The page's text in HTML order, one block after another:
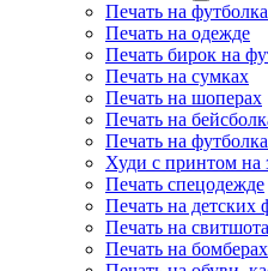
Печать на
Печать на одежде
Печать бирок на
Печать на сумках
Печать на шоперах
Печать на
Печать на
Худи с принтом на
Печать спецодежде
Печать на детских
Печать на
Печать на бомберах